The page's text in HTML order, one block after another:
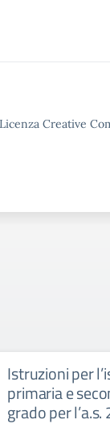
Creative
Istruzioni per
primaria e
grado per